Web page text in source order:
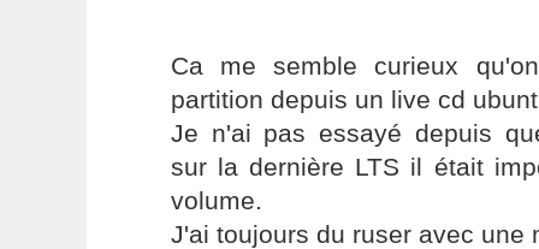
Ca me semble curieux
partition depuis un live cd
Je n'ai pas essayé depuis
sur la dernière LTS il était
volume.
J'ai toujours du ruser avec une